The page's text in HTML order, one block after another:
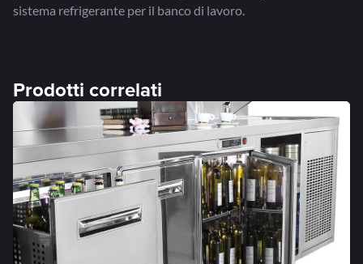
sistema refrigerante per il banco di lavoro.
Prodotti correlati